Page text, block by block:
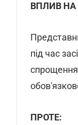
ВПЛИВ НА
під час
спрощення
ПРОТЕ: